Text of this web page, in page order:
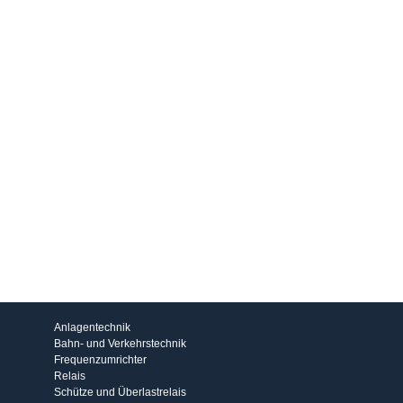
Anlagentechnik
Bahn- und Verkehrstechnik
Frequenzumrichter
Relais
Schütze und Überlastrelais